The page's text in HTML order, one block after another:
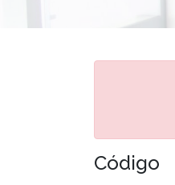
Código